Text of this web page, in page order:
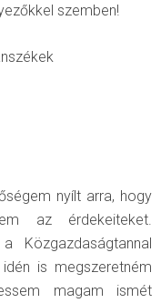
szemben!
nyílt arra, hogy
az érdekeiteket.
Közgazdaságtannal
is megszeretném
magam ismét